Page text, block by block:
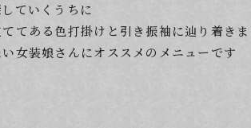
ていくうちに
てある色打掛けと引き振袖に辿り着き
女装娘さんにオススメのメニューです